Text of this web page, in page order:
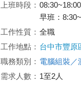
上班時段：
早班：
工作性質： 全職
工作地點： 台中市豐原
職務類別： 電腦組裝／
需求人數： 1至2人